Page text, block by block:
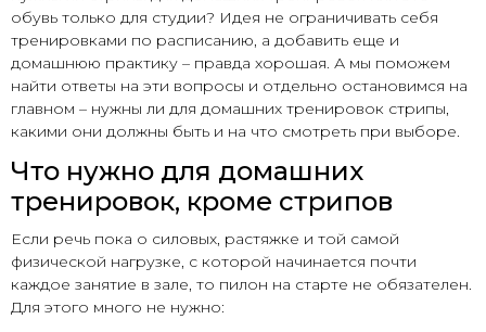
обувь только для студии? Идея не ограничивать себя
тренировками по расписанию, а добавить еще и
домашнюю практику – правда хорошая. А мы поможем
найти ответы на эти вопросы и отдельно остановимся на
главном – нужны ли для домашних тренировок стрипы,
какими они должны быть и на что смотреть при выборе.
Что нужно для домашних
тренировок, кроме стрипов
Если речь пока о силовых, растяжке и той самой
физической нагрузке, с которой начинается почти
каждое занятие в зале, то пилон на старте не обязателен.
Для этого много не нужно: